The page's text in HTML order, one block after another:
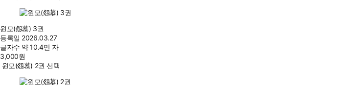
원모(怨慕) 3권
등록일 2026.03.27
글자수 약 10.4만 자
3,000원
원모(怨慕) 2권 선택